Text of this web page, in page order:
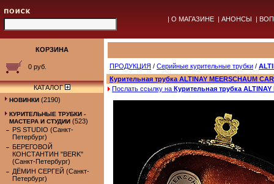
| О МАГАЗИНЕ | АНОНСЫ |
КОРЗИНА
0 руб.
КАТАЛОГ
НОВИНКИ (2190)
КУРИТЕЛЬНЫЕ ТРУБКИ -
МАСТЕРА И СТУДИИ (523)
PS STUDIO (Санкт-
Петербург)
БЕРЕГОВОЙ
КОНСТАНТИН "BERK"
(Санкт-Петербург)
ДЁМИН СЕРГЕЙ (Санкт-
Петербург)
ПРОДУКЦИЯ / Серийные курительные трубки /
Курительная трубка ALTINAY MEERSCHAUM
Послать ссылку на Курительная трубка ALTINAY